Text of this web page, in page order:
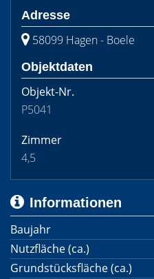
Adresse
58099 Hagen - Boele
Objektdaten
Objekt-Nr.
P5041
Zimmer
4,5
Informationen
Baujahr
Nutzfläche (ca.)
Grundstücksfläche (ca.)